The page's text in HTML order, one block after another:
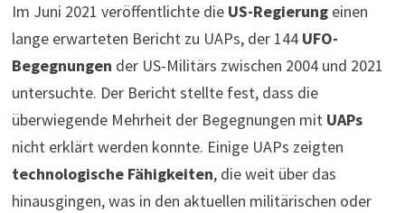
Im Juni 2021 veröffentlichte die US-Regierung einen
lange erwarteten Bericht zu UAPs, der 144 UFO-
Begegnungen der US-Militärs zwischen 2004 und 2021
untersuchte. Der Bericht stellte fest, dass die
überwiegende Mehrheit der Begegnungen mit UAPs
nicht erklärt werden konnte. Einige UAPs zeigten
technologische Fähigkeiten, die weit über das
hinausgingen, was in den aktuellen militärischen oder